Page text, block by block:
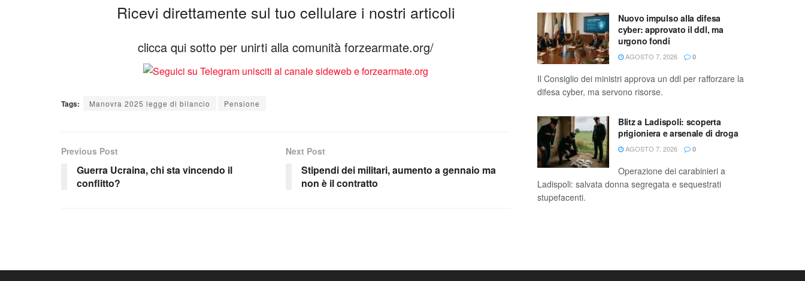
Ricevi direttamente sul tuo cellulare i nostri articoli
clicca qui sotto per unirti alla comunità forzearmate.org/
Tags: Manovra 2025 legge di bilancio Pensione
Previous Post
Guerra Ucraina, chi sta vincendo il
conflitto?
Next Post
Stipendi dei militari, aumento a gennaio ma
non è il contratto
Nuovo impulso alla difesa
cyber: approvato il ddl, ma
urgono fondi
AGOSTO 7, 2026 0
Il Consiglio dei ministri approva un ddl per rafforzare la
difesa cyber, ma servono risorse.
Blitz a Ladispoli: scoperta
prigioniera e arsenale di droga
AGOSTO 7, 2026 0
Operazione dei carabinieri a
Ladispoli: salvata donna segregata e sequestrati
stupefacenti.